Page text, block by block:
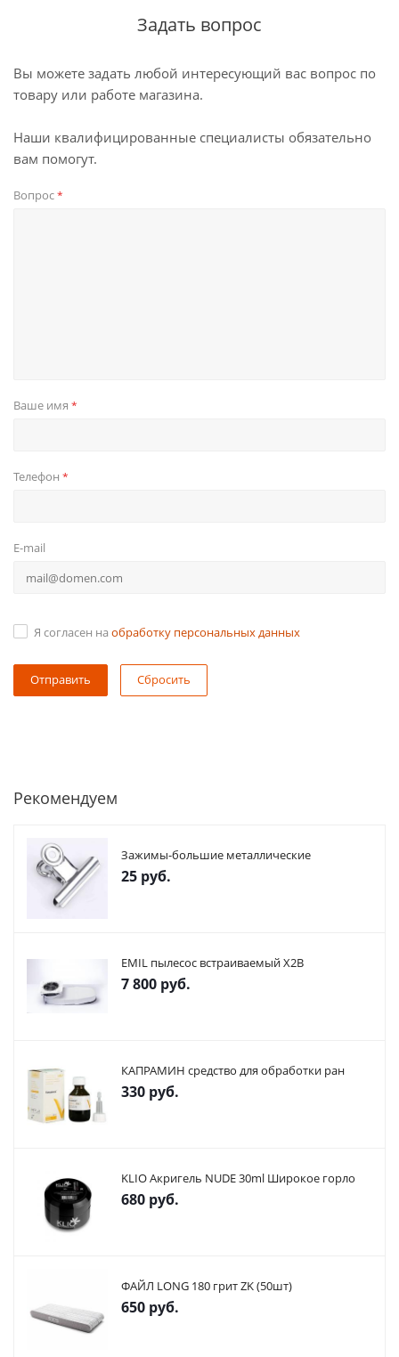
Задать вопрос
Вы можете задать любой интересующий вас вопрос по
товару или работе магазина.
Наши квалифицированные специалисты обязательно
вам помогут.
Вопрос*
Ваше имя *
Телефон *
E-mail
Я согласен на обработку персональных данных
Сбросить
Рекомендуем
Зажимы-большие металлические
25 руб.
EMIL пылесос встраиваемый X2В
7 800 руб.
КАПРАМИН средство для обработки ран
330 руб.
KLIO Акригель NUDE 30ml Широкое горло
680 руб.
ФАЙЛ LONG 180 грит ZK (50шт)
650 руб.